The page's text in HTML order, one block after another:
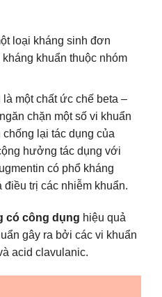
loại kháng sinh đơn
khuẩn thuộc nhóm
một chất ức chế beta –
chặn một số vi khuẩn
lại tác dụng của
hưởng tác dụng với
có phổ kháng
điều trị các nhiễm khuẩn.
có công dụng hiệu quả
gây ra bởi các vi khuẩn
acid clavulanic.